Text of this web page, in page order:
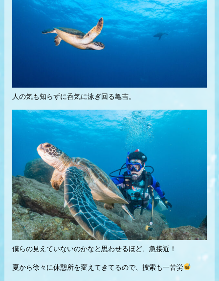
人の気も知らずに呑気に泳ぎ回る亀吉。
僕らの見えていないのかなと思わせるほど、急接近！
夏から徐々に休憩所を変えてきてるので、捜索も一苦労